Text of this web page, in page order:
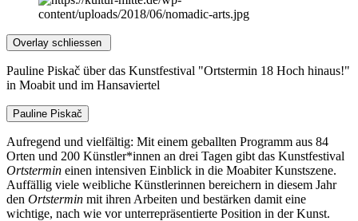
Overlay schliessen
Pauline Piskač über das Kunstfestival "Ortstermin 18 Hoch hinaus!"
in Moabit und im Hansaviertel
Pauline Piskač
Aufregend und vielfältig: Mit einem geballten Programm aus 84
Orten und 200 Künstler*innen an drei Tagen gibt das Kunstfestival
Ortstermin einen intensiven Einblick in die Moabiter Kunstszene.
Auffällig viele weibliche Künstlerinnen bereichern in diesem Jahr
den Ortstermin mit ihren Arbeiten und bestärken damit eine
wichtige, nach wie vor unterrepräsentierte Position in der Kunst.